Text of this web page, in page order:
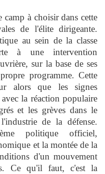
camp à choisir dans cette
de l'élite dirigeante.
au sein de la classe
à une intervention
sur la base de ses
programme. Cette
alors que les signes
la réaction populaire
et les grèves dans le
de la défense.
politique officiel,
et la montée de la
d'un mouvement
Ce qu'il faut, c'est la